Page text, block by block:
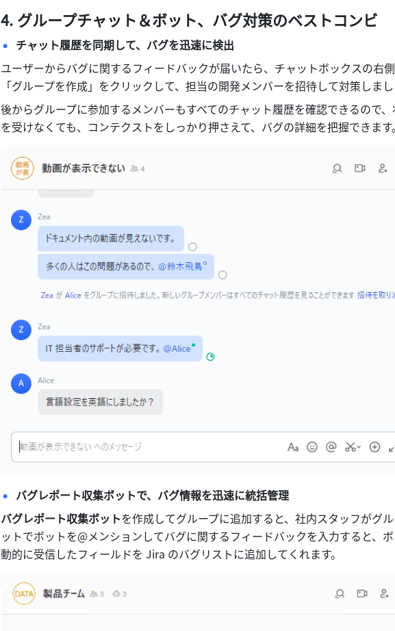
グループチャット＆ボット、バグ対策のベストコンビ
チャット履歴を同期して、バグを迅速に検出
ユーザーからバグに関するフィードバックが届いたら、チャットボックスの右
「グループを作成」をクリックして、担当の開発メンバーを招待して対策しま
後からグループに参加するメンバーもすべてのチャット履歴を確認できるので
を受けなくても、コンテクストをしっかり押さえて、バグの詳細を把握できます
バグレポート収集ボットで、バグ情報を迅速に統括管理
バグレポート収集ボットを作成してグループに追加すると、社内スタッフがグ
ットでボットを@メンションしてバグに関するフィードバックを入力すると、
動的に受信したフィールドを Jira のバグリストに追加してくれます。